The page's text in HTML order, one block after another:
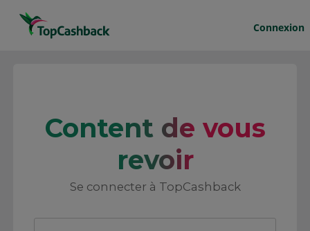
Connexion
Content de vous
revoir
Se connecter à TopCashback